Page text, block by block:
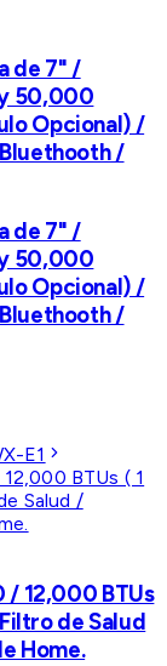
de 7" /
50,000
Opcional) /
/
de 7" /
50,000
Opcional) /
/
E1
/ 12,000 BTUs
de Salud
Home.